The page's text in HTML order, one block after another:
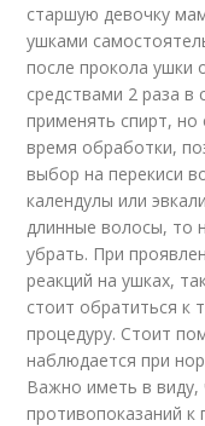
старшую девочку
ушками
после прокола ушки
средствами 2 раза в
применять спирт,
время обработки,
выбор на перекиси
календулы или
длинные волосы, то
убрать. При
реакций на ушках,
стоит обратиться к
процедуру. Стоит
наблюдается при
Важно иметь в виду,
противопоказаний